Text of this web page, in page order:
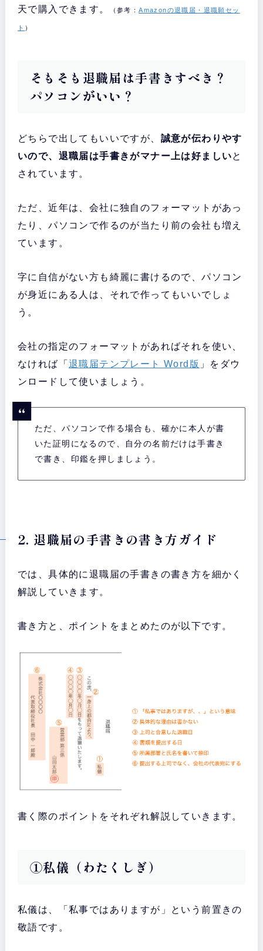
天で購入できます。
（参考：Amazonの退職届・退職願セッ
ト ）
そもそも退職届は手書きすべき？
パソコンがいい？
どちらで出してもいいですが、 誠意が伝わりやす
いので、退職届は手書きがマナー上は好ましいと
されています。
ただ、近年は、会社に独自のフォーマットがあっ
たり、パソコンで作るのが当たり前の会社も増え
ています。
字に自信がない方も綺麗に書けるので、パソコン
が身近にある人は、それで作ってもいいでしょ
う。
会社の指定のフォーマットがあればそれを使い、
なければ「 退職届テンプレート Word版 」をダウ
ンロードして使いましょう。
ただ、パソコンで作る場合も、確かに本人が書
いた証明になるので、自分の名前だけは手書き
で書き、印鑑を押しましょう。
2. 退職届の手書きの書き方ガイド
では、具体的に退職届の手書きの書き方を細かく
解説していきます。
書き方と、ポイントをまとめたのが以下です。
書く際のポイントをそれぞれ解説していきます。
①私儀（わたくしぎ）
私儀は、「私事ではありますが」という前置きの
敬語です。